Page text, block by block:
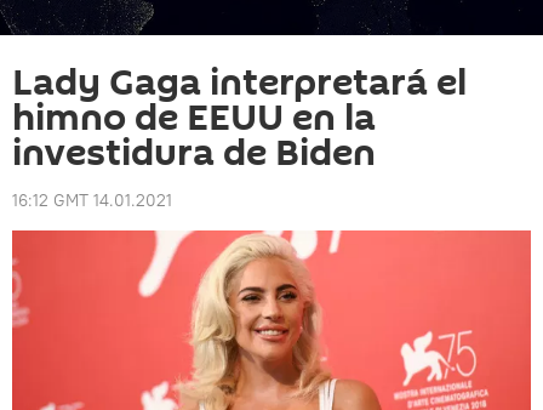
Lady Gaga interpretará el
himno de EEUU en la
investidura de Biden
16:12 GMT 14.01.2021